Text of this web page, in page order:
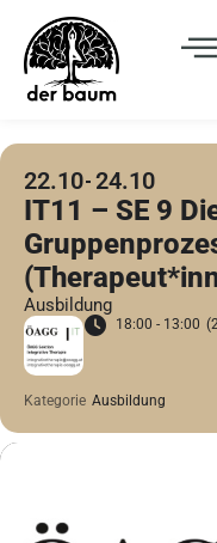
22.10 24.10
IT11 – SE 9
Ausbildung
18:00 - 13:00
Kategorie Ausbildung